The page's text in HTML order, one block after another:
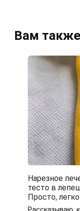
Вам
Нарезное
тесто в
Просто,